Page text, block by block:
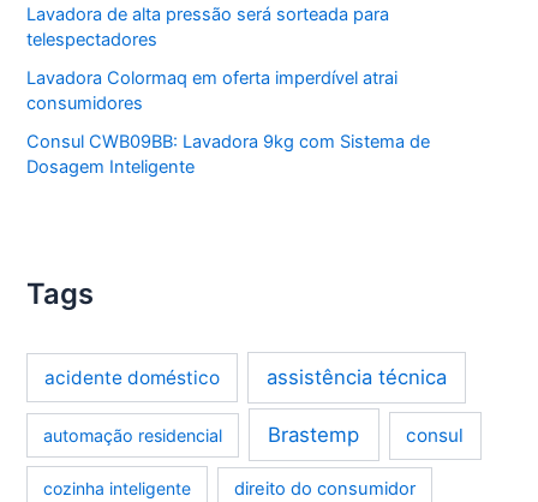
Lavadora de alta pressão será sorteada para
telespectadores
Lavadora Colormaq em oferta imperdível atrai
consumidores
Consul CWB09BB: Lavadora 9kg com Sistema de
Dosagem Inteligente
Tags
acidente doméstico assistência técnica
automação residencial Brastemp consul
cozinha inteligente direito do consumidor